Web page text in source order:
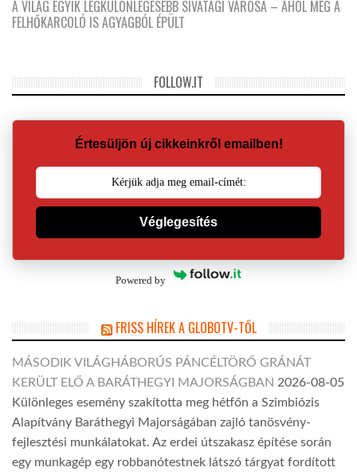
A VILÁG EGYIK LEGKÜLÖNLEGESEBB SIVATAGI VÁROSA – AHOL MÉG A
FELHŐKARCOLÓ IS AGYAGBÓL ÉPÜLT
FOLLOW.IT
Értesüljön új cikkeinkről emailben!
Véglegesítés
Powered by
FRISS HÍREK A GLOBOTV-TŐL
MÁSODIK VILÁGHÁBORÚS PÁNCÉLTÖRŐ GRÁNÁT
KERÜLT ELŐ A BARÁTHEGYI MAJORSÁGBAN 2026-08-05
Különleges esemény szakította meg hétfőn a Szimbiózis
Alapítvány Baráthegyi Majorságában zajló tanösvény-
fejlesztési munkálatokat. Az erdei útszakasz építése során
egy munkagép egy robbanótestnek látszó tárgyat fordított